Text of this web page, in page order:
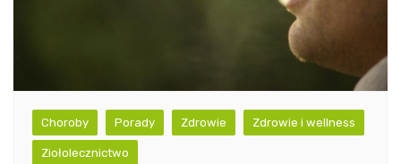
Choroby Porady Zdrowie Zdrowie i wellness
Ziołolecznictwo